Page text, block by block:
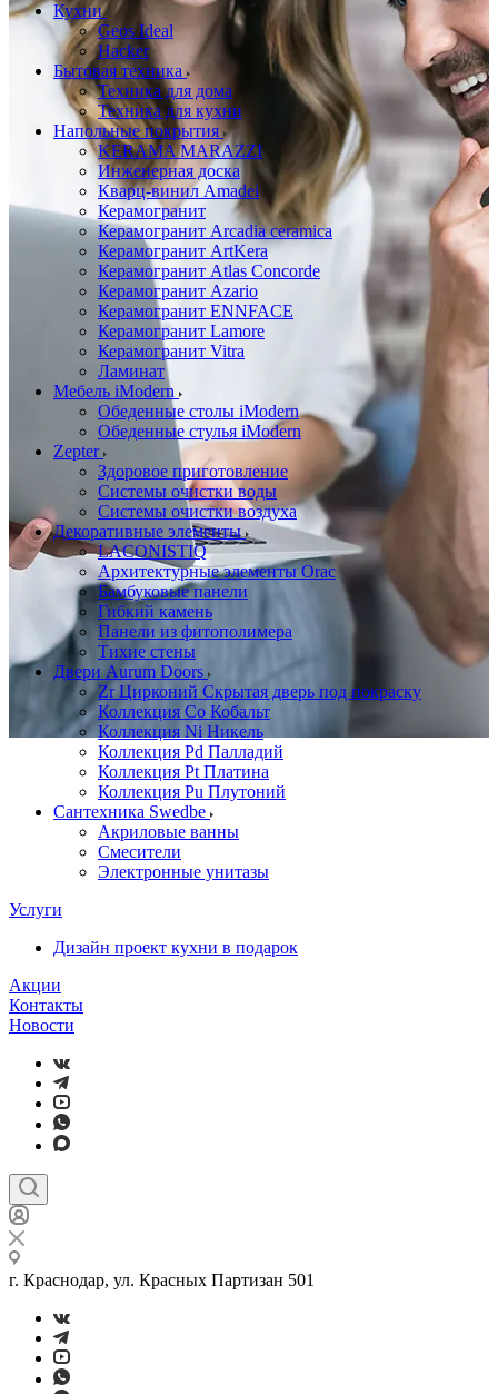
Кухни
Geos Ideal
Hacker
Бытовая техника
Техника для дома
Техника для кухни
Напольные покрытия
KERAMA MARAZZI
Инженерная доска
Кварц-винил Amadei
Керамогранит
Керамогранит Arcadia ceramica
Керамогранит ArtKera
Керамогранит Atlas Concorde
Керамогранит Azario
Керамогранит ENNFACE
Керамогранит Lamore
Керамогранит Vitra
Ламинат
Мебель iModern
Обеденные столы iModern
Обеденные стулья iModern
Zepter
Здоровое приготовление
Системы очистки воды
Системы очистки воздуха
Декоративные элементы
LACONISTIQ
Архитектурные элементы Orac
Бамбуковые панели
Гибкий камень
Панели из фитополимера
Тихие стены
Двери Aurum Doors
Zr Цирконий Скрытая дверь под покраску
Коллекция Co Кобальт
Коллекция Ni Никель
Коллекция Pd Палладий
Коллекция Pt Платина
Коллекция Pu Плутоний
Сантехника Swedbe
Акриловые ванны
Смесители
Электронные унитазы
Услуги
Дизайн проект кухни в подарок
Акции
Контакты
Новости
г. Краснодар, ул. Красных Партизан 501